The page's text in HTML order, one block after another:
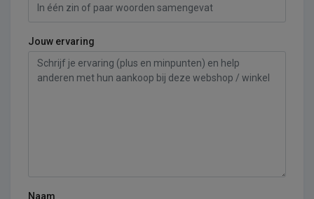
Jouw ervaring
Naam